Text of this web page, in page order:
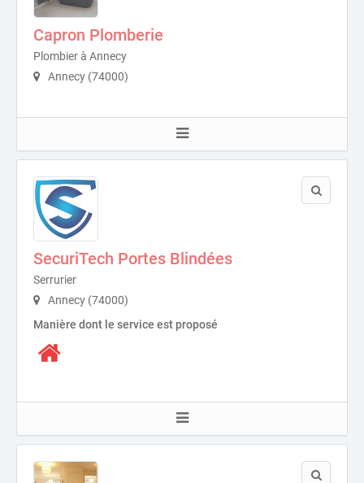
Capron Plomberie
Plombier à Annecy
Annecy (74000)
SecuriTech Portes Blindées
Serrurier
Annecy (74000)
Manière dont le service est proposé